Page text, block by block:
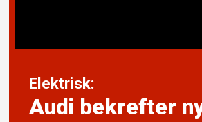
Elektrisk:
Audi bekrefter